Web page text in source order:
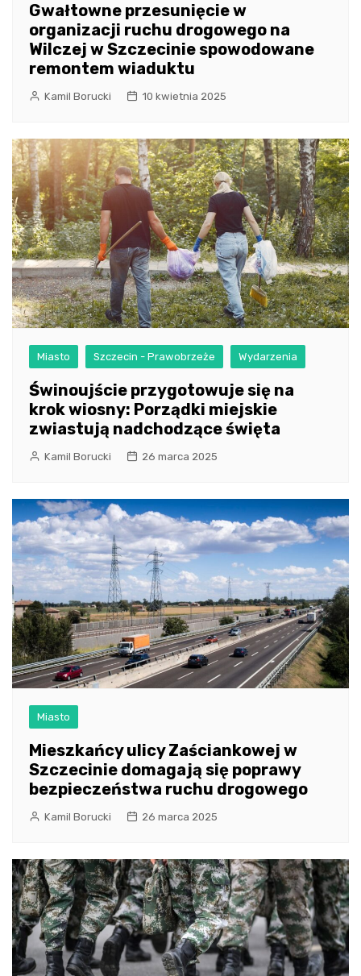
Gwałtowne przesunięcie w
organizacji ruchu drogowego na
Wilczej w Szczecinie spowodowane
remontem wiaduktu
Kamil Borucki 10 kwietnia 2025
Miasto Szczecin - Prawobrzeże Wydarzenia
Świnoujście przygotowuje się na
krok wiosny: Porządki miejskie
zwiastują nadchodzące święta
Kamil Borucki 26 marca 2025
Miasto
Mieszkańcy ulicy Zaściankowej w
Szczecinie domagają się poprawy
bezpieczeństwa ruchu drogowego
Kamil Borucki 26 marca 2025